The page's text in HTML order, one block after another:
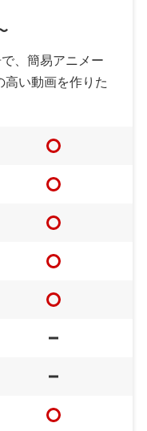
、簡易アニメー
高い動画を作りた